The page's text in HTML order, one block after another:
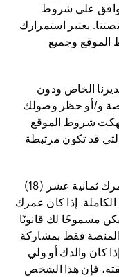
توافق على شروط
يعتبر استمرارك
الموقع وجميع
الخاص ودون
و/أو حظر وصولك
شروط الموقع
قد تكون مرتبطة
1.5 باستخدام المنصة، فإنك تضمن أن عمرك ثمانية عشر (18)
الكاملة. إذا كان عمرك
أو إذا لم يكن مسموحًا لك قانونًا
المنصة فقط بمشاركة
كان والدك أو ولي
فإن هذا الشخص